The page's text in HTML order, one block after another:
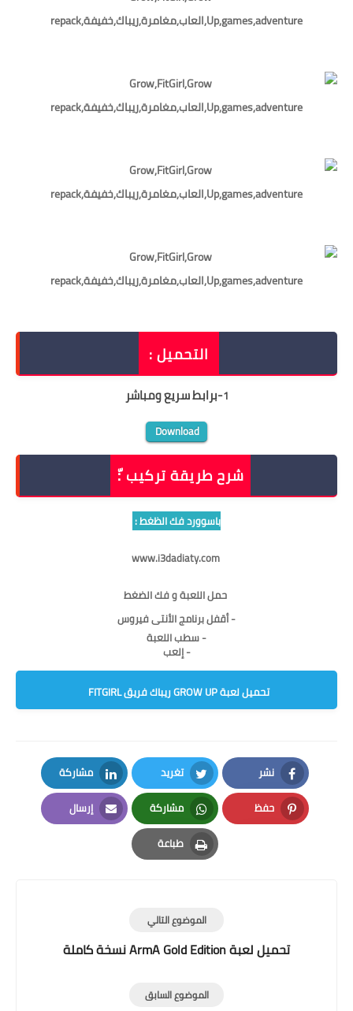
التحميل :
1
-برابط سريع ومباشر
Download
شرح طريقة تركيب :ّ
باسوورد فك الظغط :
www.i3dadiaty.com
حمل اللعبة و فك الضغط
- أقفل برنامج الأنتى فيروس
- سطب اللعبة
- إلعب
تحميل لعبة GROW UP ريباك فريق FITGIRL
نشر
Facebook
تغريد
Twitter
مشاركة
LinkedIn
حفظ
Pinterest
مشاركة
Whatsapp
إرسال
Email
طباعة
Print
الموضوع التالي
تحميل لعبة ArmA Gold Edition نسخة كاملة
الموضوع السابق